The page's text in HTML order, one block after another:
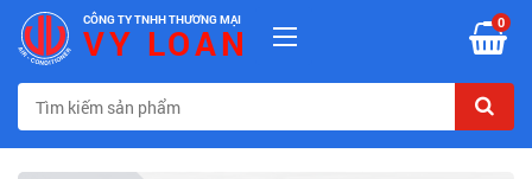
CÔNG TY TNHH THƯƠNG MẠI
VY LOAN 0